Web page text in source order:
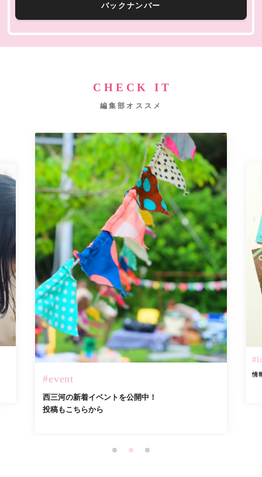
バックナンバー
CHECK IT
編集部オススメ
#event
西三河の新着イベントを公開中！
投稿もこちらから
情